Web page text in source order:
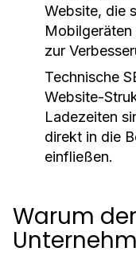
Website, die
zur
Technische
Website-
Ladezeiten
direkt in die
einfließen.
Warum